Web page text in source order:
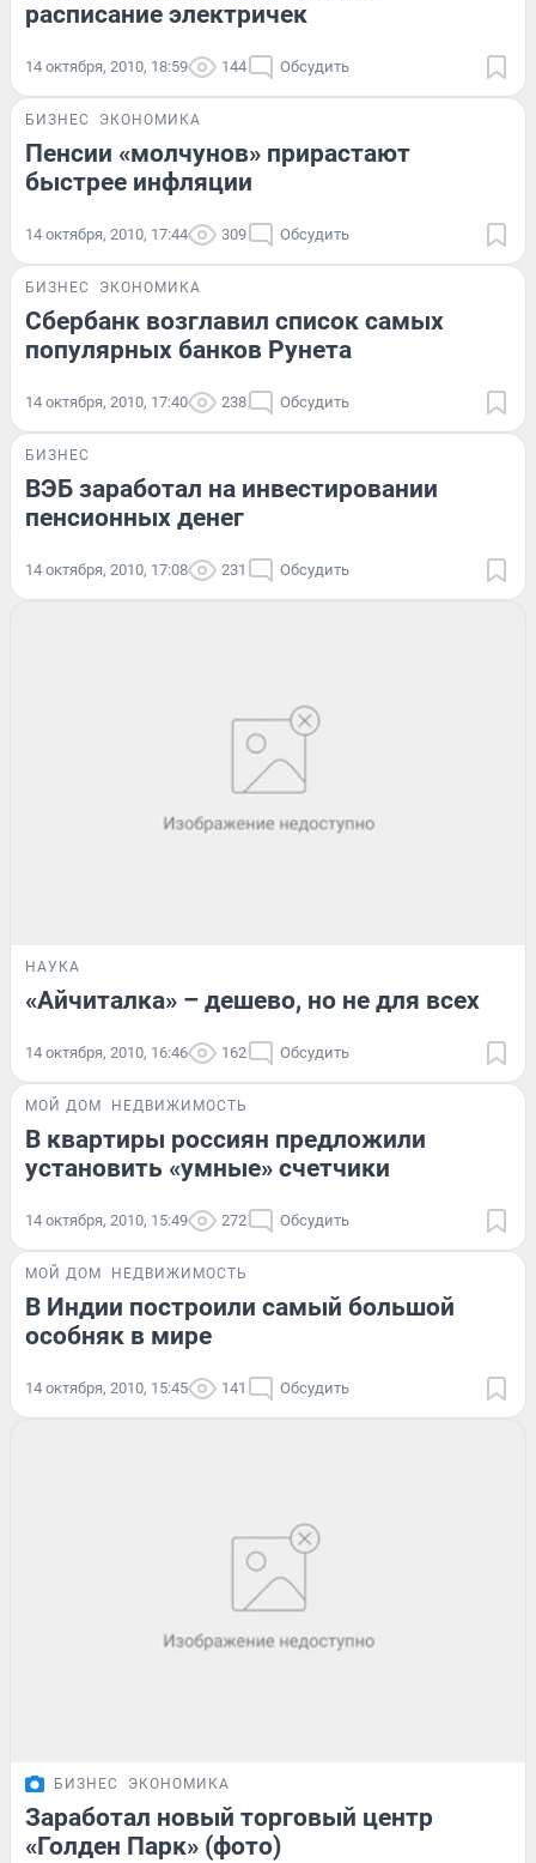
расписание электричек
14 октября, 2010, 18:59 144 Обсудить
БИЗНЕС ЭКОНОМИКА
Пенсии «молчунов» прирастают
быстрее инфляции
14 октября, 2010, 17:44 309 Обсудить
БИЗНЕС ЭКОНОМИКА
Сбербанк возглавил список самых
популярных банков Рунета
14 октября, 2010, 17:40 238 Обсудить
БИЗНЕС
ВЭБ заработал на инвестировании
пенсионных денег
14 октября, 2010, 17:08 231 Обсудить
НАУКА
«Айчиталка» – дешево, но не для всех
14 октября, 2010, 16:46 162 Обсудить
МОЙ ДОМ НЕДВИЖИМОСТЬ
В квартиры россиян предложили
установить «умные» счетчики
14 октября, 2010, 15:49 272 Обсудить
МОЙ ДОМ НЕДВИЖИМОСТЬ
В Индии построили самый большой
особняк в мире
14 октября, 2010, 15:45 141 Обсудить
БИЗНЕС ЭКОНОМИКА
Заработал новый торговый центр
«Голден Парк» (фото)